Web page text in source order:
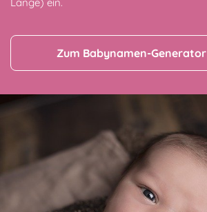
Länge) ein.
Zum Babynamen-Generator